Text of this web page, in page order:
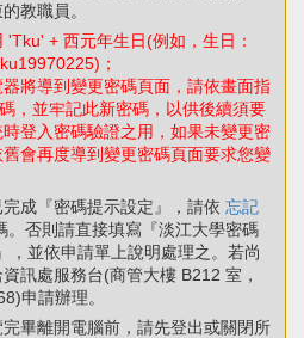
教職員。
'Tku' + 西元年生日(例如，生日：
；
將導到變更密碼頁面，請依畫面指
，並牢記此新密碼，以供後續須要
登入密碼驗證之用，如果未變更密
會再度導到變更密碼頁面要求您變
成『密碼提示設定』，請依 忘記
。否則請直接填寫『淡江大學密碼
，並依申請單上說明處理之。若尚
訊處服務台(商管大樓 B212 室，
申請辦理。
畢離開電腦前，請先登出或關閉所